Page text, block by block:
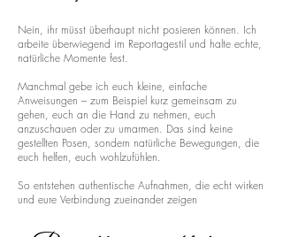
Nein, ihr müsst überhaupt nicht posieren können. Ich
arbeite überwiegend im Reportagestil und halte echte,
natürliche Momente fest.
Manchmal gebe ich euch kleine, einfache
Anweisungen – zum Beispiel kurz gemeinsam zu
gehen, euch an die Hand zu nehmen, euch
anzuschauen oder zu umarmen. Das sind keine
gestellten Posen, sondern natürliche Bewegungen, die
euch helfen, euch wohlzufühlen.
So entstehen authentische Aufnahmen, die echt wirken
und eure Verbindung zueinander zeigen